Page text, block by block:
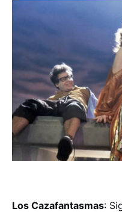
Los Cazafantasmas: